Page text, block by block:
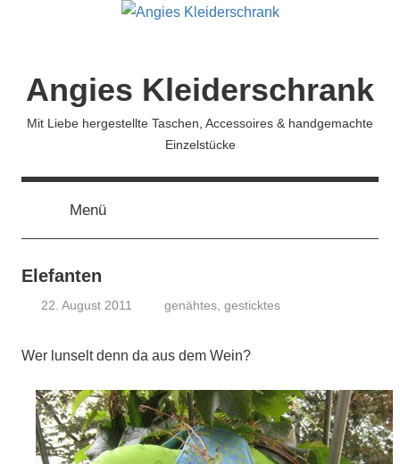
Angies Kleiderschrank
Mit Liebe hergestellte Taschen, Accessoires & handgemachte
Einzelstücke
Menü
Elefanten
22. August 2011
genähtes ,gesticktes
Wer lunselt denn da aus dem Wein?